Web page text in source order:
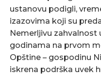
ustanovu podigli,
izazovima koji su
Nemerljivu
godinama na prvom
Opštine – gospodinu
iskrena podrška uvek